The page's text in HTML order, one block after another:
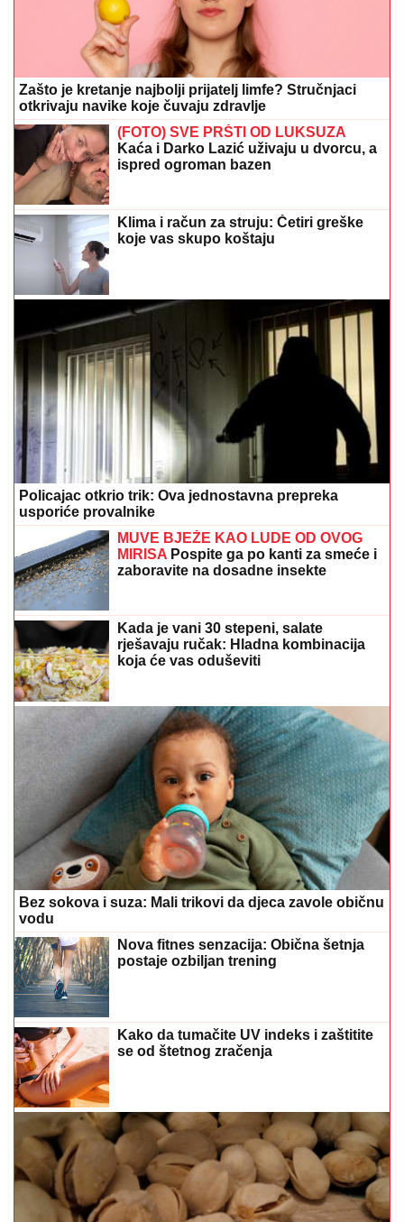
Zašto je kretanje najbolji prijatelj limfe? Stručnjaci
otkrivaju navike koje čuvaju zdravlje
(FOTO) SVE PRŠTI OD LUKSUZA
Kaća i Darko Lazić uživaju u dvorcu, a
ispred ogroman bazen
Klima i račun za struju: Četiri greške
koje vas skupo koštaju
Policajac otkrio trik: Ova jednostavna prepreka
usporiće provalnike
MUVE BJEŽE KAO LUDE OD OVOG
MIRISA Pospite ga po kanti za smeće i
zaboravite na dosadne insekte
Kada je vani 30 stepeni, salate
rješavaju ručak: Hladna kombinacija
koja će vas oduševiti
Bez sokova i suza: Mali trikovi da djeca zavole običnu
vodu
Nova fitnes senzacija: Obična šetnja
postaje ozbiljan trening
Kako da tumačite UV indeks i zaštitite
se od štetnog zračenja